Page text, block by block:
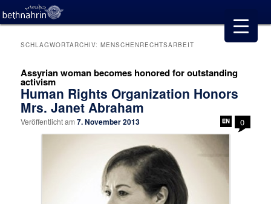
SCHLAGWORTARCHIV:MENSCHENRECHTSARBEIT
Assyrian woman becomes honored for outstanding
activism
Human Rights Organization Honors
Mrs. Janet Abraham
Veröffentlicht am7. November 2013 0